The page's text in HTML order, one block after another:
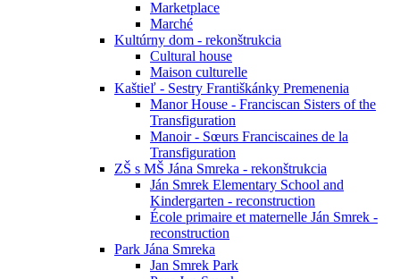
Marketplace
Marché
Kultúrny dom - rekonštrukcia
Cultural house
Maison culturelle
Kaštieľ - Sestry Františkánky Premenenia
Manor House - Franciscan Sisters of the
Transfiguration
Manoir - Sœurs Franciscaines de la
Transfiguration
ZŠ s MŠ Jána Smreka - rekonštrukcia
Ján Smrek Elementary School and
Kindergarten - reconstruction
École primaire et maternelle Ján Smrek -
reconstruction
Park Jána Smreka
Jan Smrek Park